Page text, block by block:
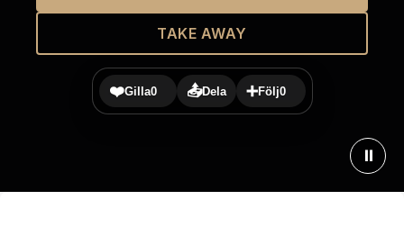
TAKE AWAY
❤️Gilla0 📤Dela ➕Följ0
⏸